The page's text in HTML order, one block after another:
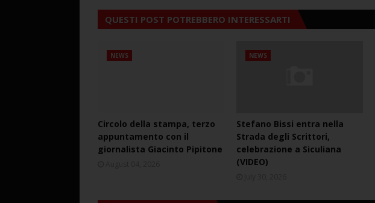
QUESTI POST POTREBBERO INTERESSARTI
NEWS
Circolo della stampa, terzo
appuntamento con il
giornalista Giacinto Pipitone
NEWS
Stefano Bissi entra nella
Strada degli Scrittori,
celebrazione a Siculiana
(VIDEO)